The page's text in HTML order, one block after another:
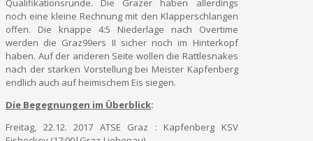
Qualifikationsrunde. Die Grazer haben allerdings
noch eine kleine Rechnung mit den Klapperschlangen
offen. Die knappe 4:5 Niederlage nach Overtime
werden die Graz99ers II sicher noch im Hinterkopf
haben. Auf der anderen Seite wollen die Rattlesnakes
nach der starken Vorstellung bei Meister Kapfenberg
endlich auch auf heimischem Eis siegen.
Die Begegnungen im Überblick:
Freitag, 22.12. 2017 ATSE Graz : Kapfenberg KSV